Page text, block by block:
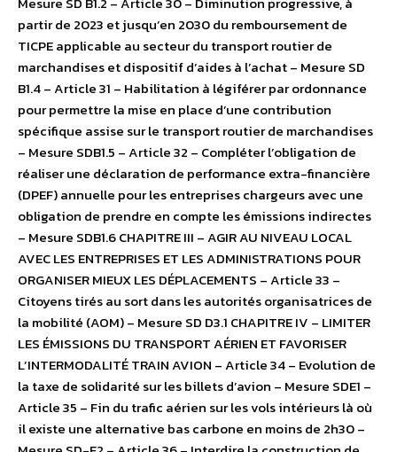
partir de 2023 et jusqu’en 2030 du remboursement de
TICPE applicable au secteur du transport routier de
marchandises et dispositif d’aides à l’achat – Mesure SD
B1.4 – Article 31 – Habilitation à légiférer par ordonnance
pour permettre la mise en place d’une contribution
spécifique assise sur le transport routier de marchandises
– Mesure SDB1.5 – Article 32 – Compléter l’obligation de
réaliser une déclaration de performance extra-financière
(DPEF) annuelle pour les entreprises chargeurs avec une
obligation de prendre en compte les émissions indirectes
– Mesure SDB1.6 CHAPITRE III – AGIR AU NIVEAU LOCAL
AVEC LES ENTREPRISES ET LES ADMINISTRATIONS POUR
ORGANISER MIEUX LES DÉPLACEMENTS – Article 33 –
Citoyens tirés au sort dans les autorités organisatrices de
la mobilité (AOM) – Mesure SD D3.1 CHAPITRE IV – LIMITER
LES ÉMISSIONS DU TRANSPORT AÉRIEN ET FAVORISER
L’INTERMODALITÉ TRAIN AVION – Article 34 – Evolution de
la taxe de solidarité sur les billets d’avion – Mesure SDE1 –
Article 35 – Fin du trafic aérien sur les vols intérieurs là où
il existe une alternative bas carbone en moins de 2h30 –